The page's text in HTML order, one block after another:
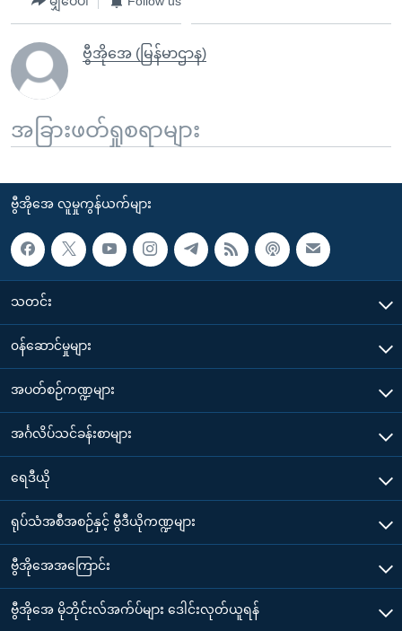
ဗွီအိုအေ (မြန်မာဌာန)
အခြားဖတ်ရှုစရာများ
ဗွီအိုအေ လူမှုကွန်ယက်များ
သတင်း
၀န်ဆောင်မှုများ
အပတ်စဉ်ကဏ္ဍများ
အင်္ဂလိပ်သင်ခန်းစာများ
ရေဒီယို
ရုပ်သံအစီအစဉ်နှင့် ဗွီဒီယိုကဏ္ဍများ
ဗွီအိုအေအကြောင်း
ဗွီအိုအေ မိုဘိုင်းလ်အက်ပ်များ ဒေါင်းလုတ်ယူရန်